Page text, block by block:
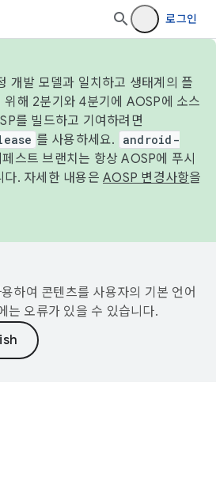
로그인
개발 모델과 일치하고 생태계의 플
위해 2분기와 4분기에 AOSP에 소스
를 빌드하고 기여하려면
를 사용하세요.
android-
페스트 브랜치는 항상 AOSP에 푸시
다. 자세한 내용은 AOSP 변경사항을
하여 콘텐츠를 사용자의 기본 언어
는 오류가 있을 수 있습니다.